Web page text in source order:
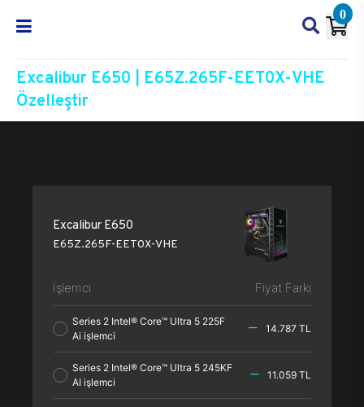
0
Excalibur E650 | E65Z.265F-EET0X-VHE
Özelleştir
Excalibur E650
E65Z.265F-EET0X-VHE
İşlemci Fiyat Farkı
Series 2 Intel® Core™ Ultra 5 225F
Ai işlemci
14.787 TL
Series 2 Intel® Core™ Ultra 5 245KF
AI işlemci
11.059 TL